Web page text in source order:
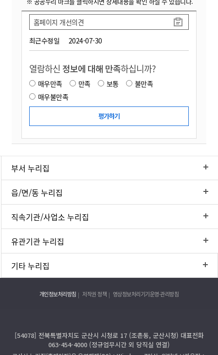
최근수정일 2024-07-30
홈페이지 개선의견
열람하신 정보에 대해 만족하십니까?
매우만족 만족 보통
불만족
매우불만족
부서 누리집
읍/면/동 누리집
직속기관/사업소 누리집
유관기관 누리집
기타 누리집
개인정보처리방침 저작권 정책 영상정보처리기기운영·관리방침
[54078] 전북특별자치도 군산시 시청로 17 (조촌동, 군산시청) 대표전화
063-454-4000 (정규업무시간 외 당직실 연결)